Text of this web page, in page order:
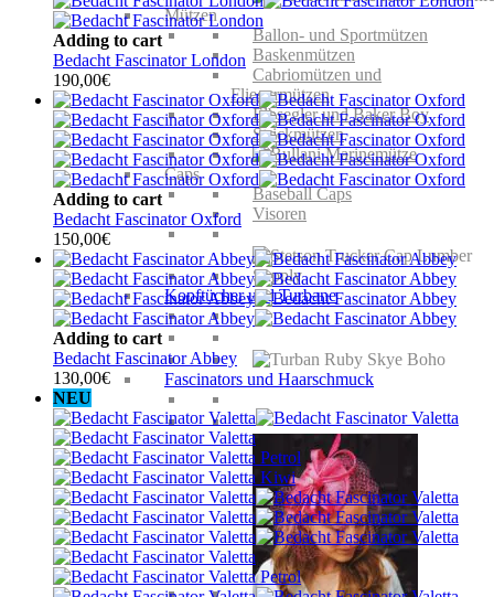
Mützen
Ballon- und Sportmützen
Baskenmützen
Cabriomützen und
Fliegermützen
Elbsegler und Baker Boy
Strickmützen
Caps
Baseball Caps
Visoren
Kopftücher und Turbane
Fascinators und Haarschmuck
Adding to cart
Bedacht Fascinator London
190,00€
Adding to cart
Bedacht Fascinator Oxford
150,00€
Adding to cart
Bedacht Fascinator Abbey
130,00€
NEU